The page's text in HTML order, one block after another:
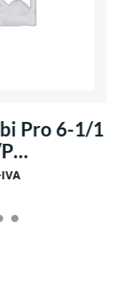
Pro 6-1/1